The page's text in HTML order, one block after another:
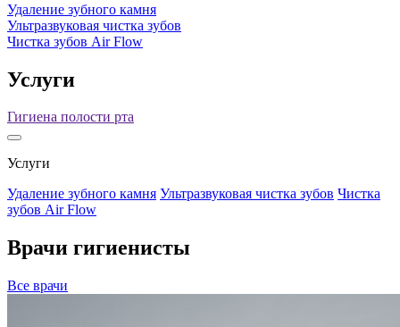
Удаление зубного камня
Ультразвуковая чистка зубов
Чистка зубов Air Flow
Услуги
Гигиена полости рта
Услуги
Удаление зубного камня Ультразвуковая чистка зубов Чистка
зубов Air Flow
Врачи гигиенисты
Все врачи